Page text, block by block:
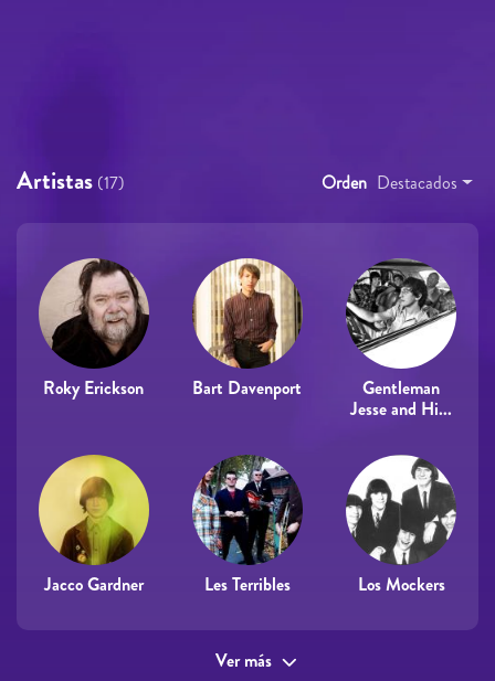
Artistas (17) Orden Destacados
Roky Erickson Bart Davenport
Gentleman
Jesse and Hi...
Jacco Gardner Les Terribles Los Mockers
Ver más